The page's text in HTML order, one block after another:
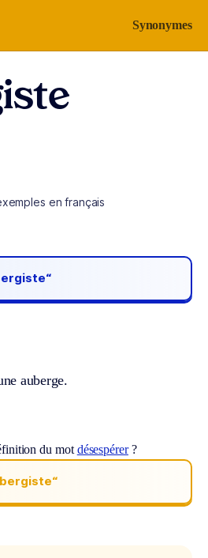
Synonymes
en français
auberge.
du mot désespérer?